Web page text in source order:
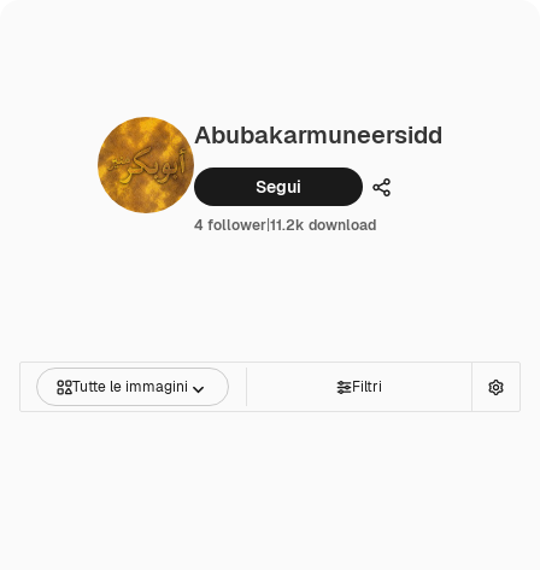
Abubakarmuneersidd
Segui Condividi
4 follower|11.2k download
Tutte le immagini Filtri